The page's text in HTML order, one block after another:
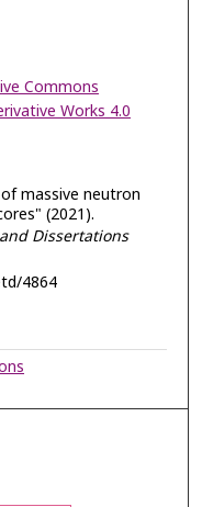
Commons
Works 4.0
massive neutron
(2021).
Dissertations
4864